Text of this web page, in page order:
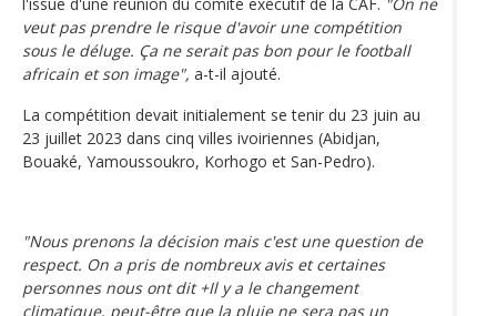
veut pas prendre le risque d'avoir une compétition
sous le déluge. Ça ne serait pas bon pour le football
africain et son image", a-t-il ajouté.
La compétition devait initialement se tenir du 23 juin au
23 juillet 2023 dans cinq villes ivoiriennes (Abidjan,
Bouaké, Yamoussoukro, Korhogo et San-Pedro).
"Nous prenons la décision mais c'est une question de
respect. On a pris de nombreux avis et certaines
personnes nous ont dit +Il y a le changement
climatique, peut-être que la pluie ne sera pas un